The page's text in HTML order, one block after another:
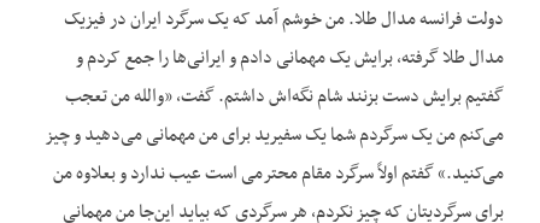
دولت فرانسه مدال طلا. من خوشم آمد که یک سرگرد ایران در فیزیک
مدال طلا گرفته، برایش یک مهمانی دادم و ایرانی‌ها را جمع کردم و
گفتیم برایش دست بزنند شام نگه‌اش داشتم. گفت، «والله من تعجب
می‌کنم من یک سرگردم شما یک سفیرید برای من مهمانی می‌دهید و چیز
می‌کنید.» گفتم اولاً سرگرد مقام محترمی است عیب ندارد و بعلاوه من
برای سرگردیتان که چیز نکردم، هر سرگردی که بیاید این‌جا من مهمانی